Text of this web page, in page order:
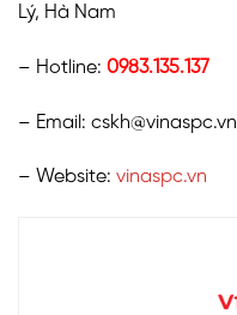
Lý, Hà Nam
– Hotline: 0983.135.137
– Email: cskh@vinaspc.vn
– Website: vinaspc.vn